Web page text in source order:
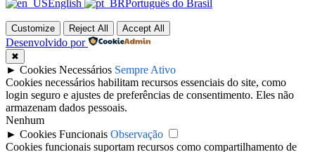
English
Português do Brasil
Customize Reject All Accept All
Desenvolvido por
✖
► Cookies Necessários Sempre Ativo
Cookies necessários habilitam recursos essenciais do site, como
login seguro e ajustes de preferências de consentimento. Eles não
armazenam dados pessoais.
Nenhum
► Cookies Funcionais Observação
Cookies funcionais suportam recursos como compartilhamento de